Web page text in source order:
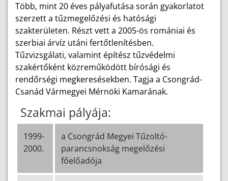
Több, mint 20 éves pályafutása során gyakorlatot
szerzett a tűzmegelőzési és hatósági
szakterületen. Részt vett a 2005-ös romániai és
szerbiai árvíz utáni fertőtlenítésben.
Tűzvizsgálati, valamint építész tűzvédelmi
szakértőként közreműködött bírósági és
rendőrségi megkeresésekben. Tagja a Csongrád-
Csanád Vármegyei Mérnöki Kamarának.
Szakmai pályája:
1999-
2000.
a Csongrád Megyei Tűzoltó-
parancsnokság megelőzési
főelőadója